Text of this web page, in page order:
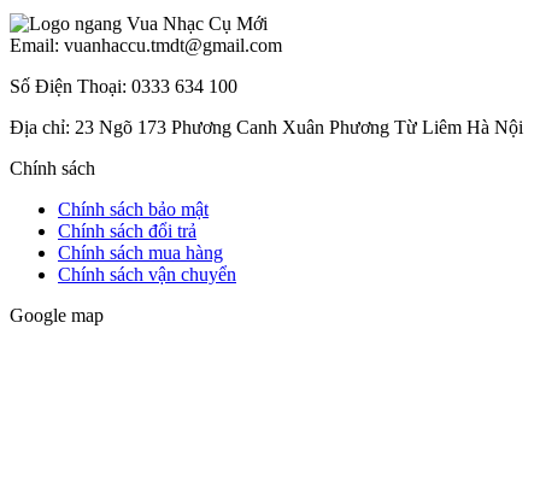
Email: vuanhaccu.tmdt@gmail.com
Số Điện Thoại: 0333 634 100
Địa chỉ: 23 Ngõ 173 Phương Canh Xuân Phương Từ Liêm Hà Nội
Chính sách
Chính sách bảo mật
Chính sách đổi trả
Chính sách mua hàng
Chính sách vận chuyển
Google map